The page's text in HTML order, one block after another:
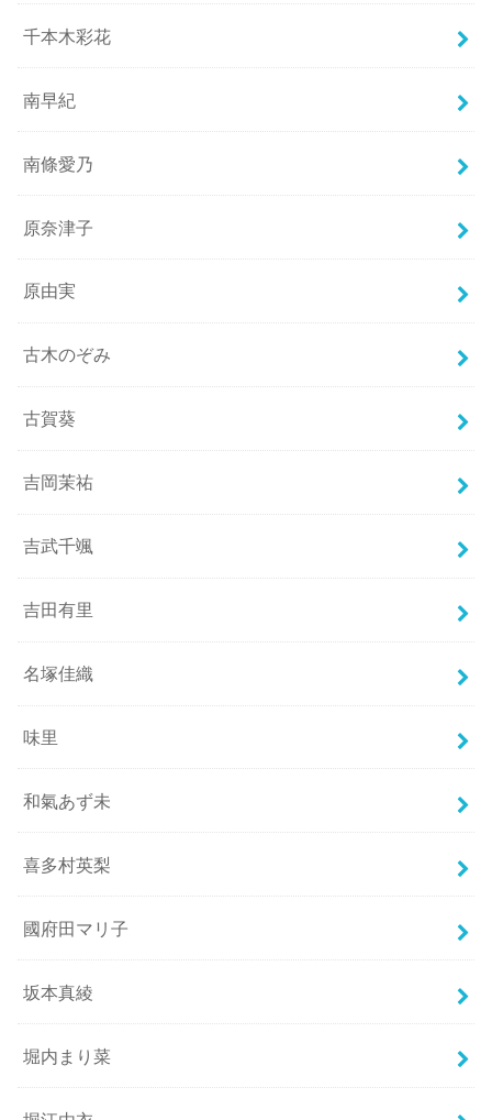
千本木彩花
南早紀
南條愛乃
原奈津子
原由実
古木のぞみ
古賀葵
吉岡茉祐
吉武千颯
吉田有里
名塚佳織
味里
和氣あず未
喜多村英梨
國府田マリ子
坂本真綾
堀内まり菜